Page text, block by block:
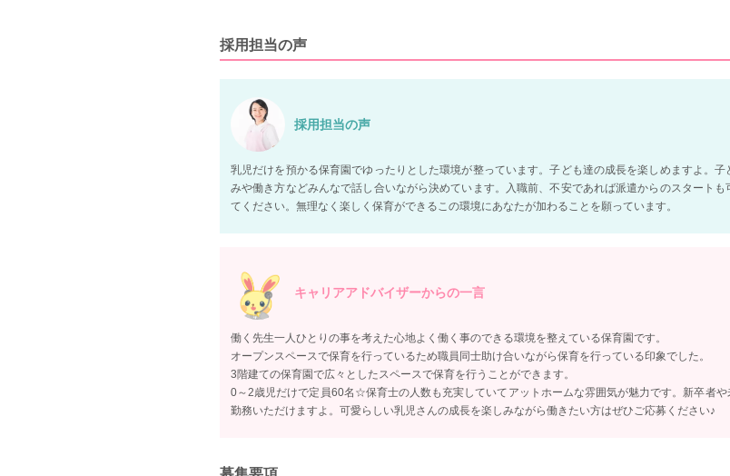
採用担当の声
採用担当の声
乳児だけを預かる保育園でゆったりとした環境が整っています。子ども達の成長を楽しめますよ。
みや働き方などみんなで話し合いながら決めています。入職前、不安であれば派遣からのスタート
てください。無理なく楽しく保育ができるこの環境にあなたが加わることを願っています。
キャリアアドバイザーからの一言
働く先生一人ひとりの事を考えた心地よく働く事のできる環境を整えている保育園です。
オープンスペースで保育を行っているため職員同士助け合いながら保育を行っている印象でした。
3階建ての保育園で広々としたスペースで保育を行うことができます。
0～2歳児だけで定員60名☆保育士の人数も充実していてアットホームな雰囲気が魅力です。新卒者
勤務いただけますよ。可愛らしい乳児さんの成長を楽しみながら働きたい方はぜひご応募ください♪